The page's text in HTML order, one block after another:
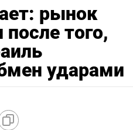
рынок
того,
ударами